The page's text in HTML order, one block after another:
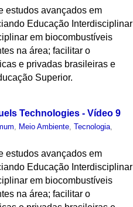
estudos avançados em
Educação Interdisciplinar
em biocombustíveis
na área; facilitar o
e privadas brasileiras e
Superior.
Technologies - Vídeo 9
, Meio Ambiente,Tecnologia,
estudos avançados em
Educação Interdisciplinar
em biocombustíveis
na área; facilitar o